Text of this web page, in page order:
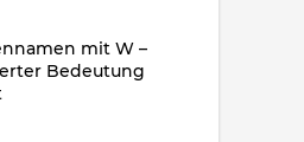
mit W –
Bedeutung